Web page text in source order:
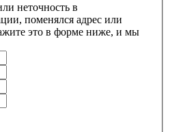
неточность в
поменялся адрес или
это в форме ниже, и мы